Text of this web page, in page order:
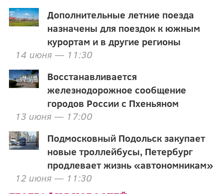
Дополнительные летние поезда
назначены для поездок к южным
курортам и в другие регионы
14 июня — 11:30
Восстанавливается
железнодорожное сообщение
городов России с Пхеньяном
13 июня — 17:00
Подмосковный Подольск закупает
новые троллейбусы, Петербург
продлевает жизнь «автономникам»
12 июня — 11:30